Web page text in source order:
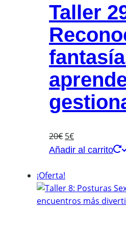
Taller
20€ El
precio
era:
20€.
5€El
precio
5€.
Añadir al carrito
¡Oferta!